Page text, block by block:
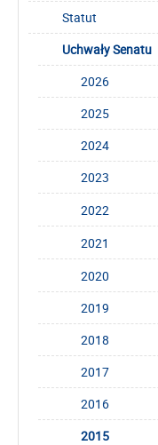
Statut
Uchwały Senatu
2026
2025
2024
2023
2022
2021
2020
2019
2018
2017
2016
2015